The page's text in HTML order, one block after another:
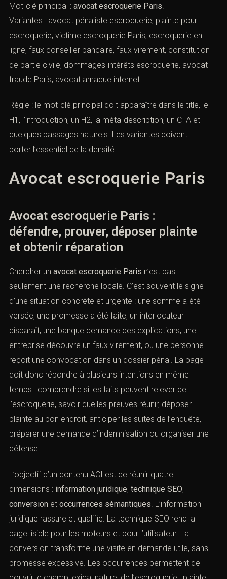
Mot-clé principal : avocat escroquerie Paris
Variantes : avocat pénaliste escroquerie, plainte pour
escroquerie, victime escroquerie Paris, escroquerie en
ligne, faux conseiller bancaire, faux virement, constitution
de partie civile, dommages-intérêts escroquerie, avocat
fraude Paris, avocat arnaque internet.
Règle : le mot-clé principal doit apparaître dans le title, le
H1, l’introduction, un H2, la méta-description, un CTA et
quelques passages naturels. Les variantes doivent
porter l’essentiel de la densité.
Avocat escroquerie Paris
Avocat escroquerie Paris :
défendre, prouver, déposer plainte
et obtenir réparation
Chercher un avocat escroquerie Paris n’est pas
seulement une recherche locale. C’est souvent le signe
d’une situation concrète et urgente : une somme a été
versée, une promesse a été faite, un interlocuteur
disparaît, une banque demande des explications, une
entreprise découvre un faux virement, ou une personne
reçoit une convocation dans un dossier pénal. La page
doit donc répondre à plusieurs intentions en même
temps : comprendre si les faits peuvent relever de
l’escroquerie, savoir quelles preuves réunir, déposer
plainte au bon endroit, anticiper les suites de l’enquête,
préparer une demande d’indemnisation ou organiser une
défense.
L’objectif d’un contenu ACI est de réunir quatre
dimensions : information juridique, technique SEO,
conversion et occurrences sémantiques . L’information
juridique rassure et qualifie. La technique SEO rend la
page lisible pour les moteurs et pour l’utilisateur. La
conversion transforme une visite en demande utile, sans
promesse excessive. Les occurrences permettent de